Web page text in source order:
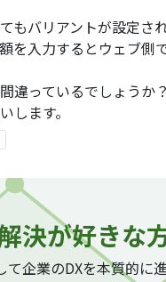
もバリアントが設定さ
を入力するとウェブ
違っているでしょうか？
します。
決が好きな
て企業のDXを本質的に